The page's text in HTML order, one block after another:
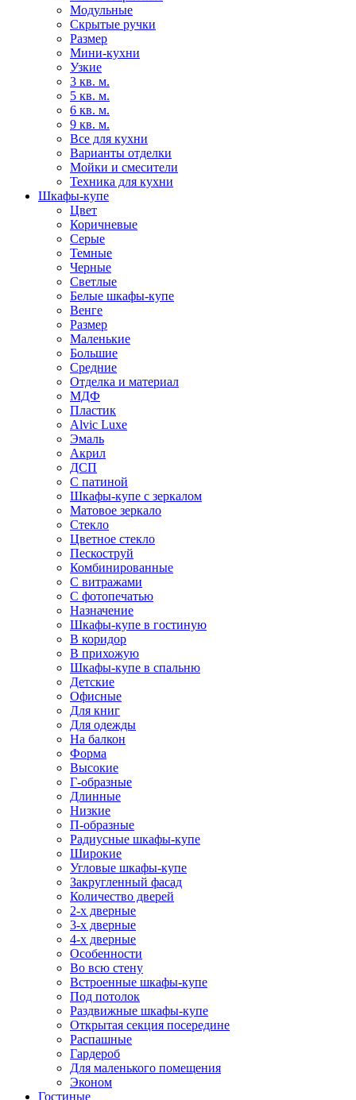
Модульные
Скрытые ручки
Размер
Мини-кухни
Узкие
3 кв. м.
5 кв. м.
6 кв. м.
9 кв. м.
Все для кухни
Варианты отделки
Мойки и смесители
Техника для кухни
Шкафы-купе
Цвет
Коричневые
Серые
Темные
Черные
Светлые
Белые шкафы-купе
Венге
Размер
Маленькие
Большие
Средние
Отделка и материал
МДФ
Пластик
Alvic Luxe
Эмаль
Акрил
ДСП
С патиной
Шкафы-купе с зеркалом
Матовое зеркало
Стекло
Цветное стекло
Пескоструй
Комбинированные
С витражами
С фотопечатью
Назначение
Шкафы-купе в гостиную
В коридор
В прихожую
Шкафы-купе в спальню
Детские
Офисные
Для книг
Для одежды
На балкон
Форма
Высокие
Г-образные
Длинные
Низкие
П-образные
Радиусные шкафы-купе
Широкие
Угловые шкафы-купе
Закругленный фасад
Количество дверей
2-х дверные
3-х дверные
4-х дверные
Особенности
Во всю стену
Встроенные шкафы-купе
Под потолок
Раздвижные шкафы-купе
Открытая секция посередине
Распашные
Гардероб
Для маленького помещения
Эконом
Гостиные